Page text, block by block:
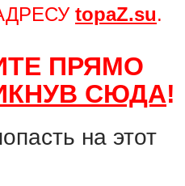
topaZ.su.
ПРЯМО
СЮДА!
на этот